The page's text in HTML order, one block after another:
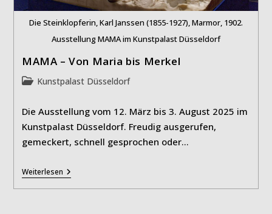
Die Steinklopferin, Karl Janssen (1855-1927), Marmor, 1902.
Ausstellung MAMA im Kunstpalast Düsseldorf
MAMA – Von Maria bis Merkel
Beitrags-
Kunstpalast Düsseldorf
Die Ausstellung vom 12. März bis 3. August 2025 im
Kunstpalast Düsseldorf. Freudig ausgerufen,
gemeckert, schnell gesprochen oder…
WeiterlesenMAMA
–
Von